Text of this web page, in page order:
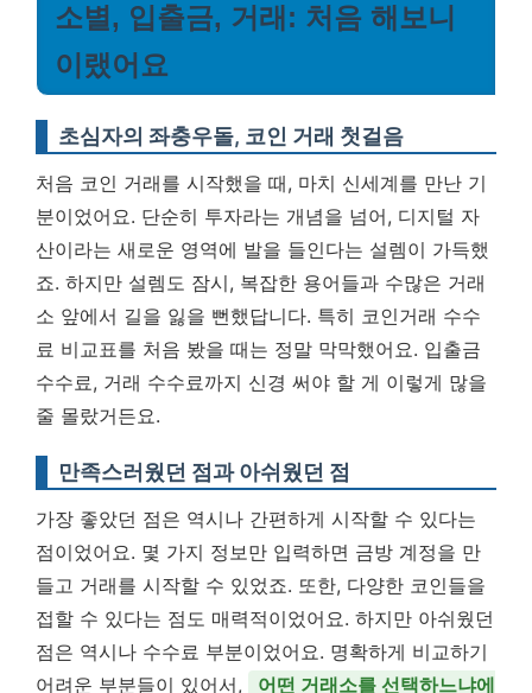
소별, 입출금, 거래: 처음 해보니
이랬어요
초심자의 좌충우돌, 코인 거래 첫걸음
처음 코인 거래를 시작했을 때, 마치 신세계를 만난 기
분이었어요. 단순히 투자라는 개념을 넘어, 디지털 자
산이라는 새로운 영역에 발을 들인다는 설렘이 가득했
죠. 하지만 설렘도 잠시, 복잡한 용어들과 수많은 거래
소 앞에서 길을 잃을 뻔했답니다. 특히 코인거래 수수
료 비교표를 처음 봤을 때는 정말 막막했어요. 입출금
수수료, 거래 수수료까지 신경 써야 할 게 이렇게 많을
줄 몰랐거든요.
만족스러웠던 점과 아쉬웠던 점
가장 좋았던 점은 역시나 간편하게 시작할 수 있다는
점이었어요. 몇 가지 정보만 입력하면 금방 계정을 만
들고 거래를 시작할 수 있었죠. 또한, 다양한 코인들을
접할 수 있다는 점도 매력적이었어요. 하지만 아쉬웠던
점은 역시나 수수료 부분이었어요. 명확하게 비교하기
어려운 부분들이 있어서,
어떤 거래소를 선택하느냐에